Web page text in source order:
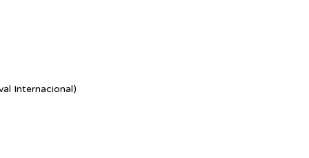
Internacional)